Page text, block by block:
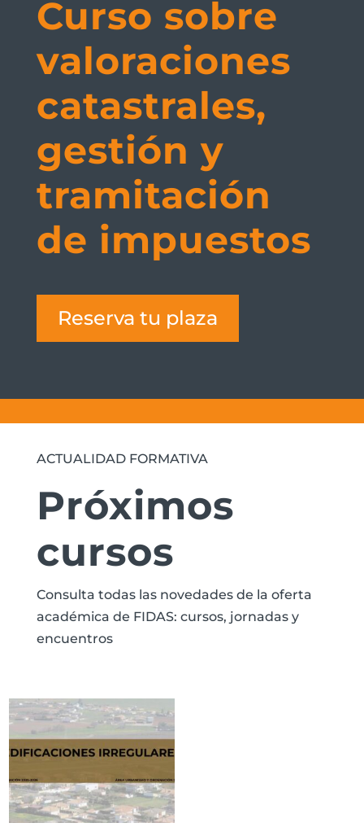
Curso sobre
valoraciones
catastrales,
gestión y
tramitación
de impuestos
Reserva tu plaza
ACTUALIDAD FORMATIVA
Próximos
cursos
Consulta todas las novedades de la oferta
académica de FIDAS: cursos, jornadas y
encuentros